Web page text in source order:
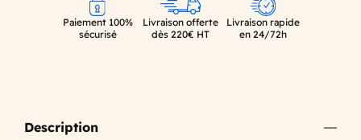
Paiement 100%
sécurisé
Livraison offerte
dès 220€ HT
Livraison rapide
en 24/72h
Description